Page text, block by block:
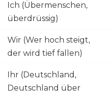
Ich (Übermenschen,
überdrüssig)
Wir (Wer hoch steigt,
der wird tief fallen)
Ihr (Deutschland,
Deutschland über